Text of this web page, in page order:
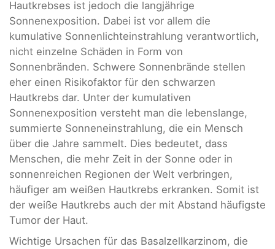
Hautkrebses ist jedoch die langjährige
Sonnenexposition. Dabei ist vor allem die
kumulative Sonnenlichteinstrahlung verantwortlich,
nicht einzelne Schäden in Form von
Sonnenbränden. Schwere Sonnenbrände stellen
eher einen Risikofaktor für den schwarzen
Hautkrebs dar. Unter der kumulativen
Sonnenexposition versteht man die lebenslange,
summierte Sonneneinstrahlung, die ein Mensch
über die Jahre sammelt. Dies bedeutet, dass
Menschen, die mehr Zeit in der Sonne oder in
sonnenreichen Regionen der Welt verbringen,
häufiger am weißen Hautkrebs erkranken. Somit ist
der weiße Hautkrebs auch der mit Abstand häufigste
Tumor der Haut.
Wichtige Ursachen für das Basalzellkarzinom, die